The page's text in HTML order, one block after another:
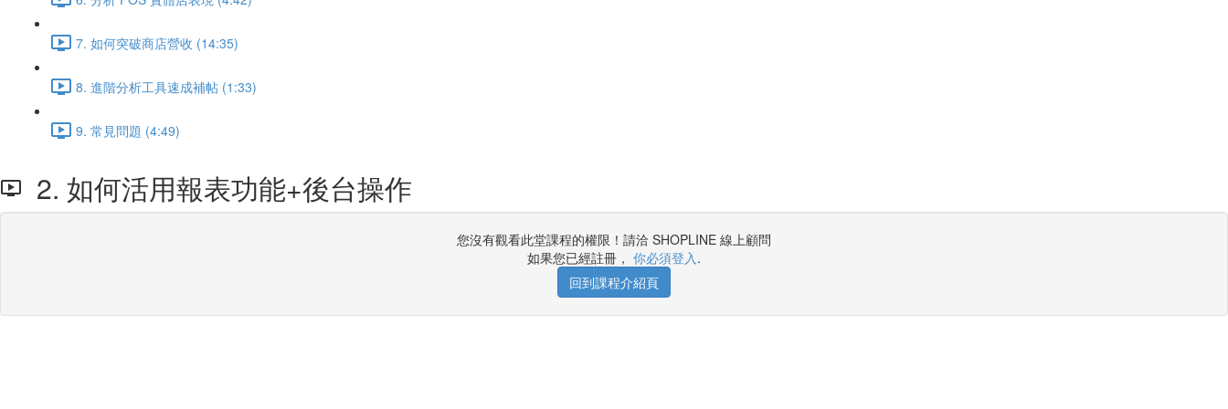
7. 如何突破商店營收 (14:35)
8. 進階分析工具速成補帖 (1:33)
9. 常見問題 (4:49)
2. 如何活用報表功能+後台操作
您沒有觀看此堂課程的權限！請洽 SHOPLINE 線上顧問
如果您已經註冊， 你必須登入.
回到課程介紹頁